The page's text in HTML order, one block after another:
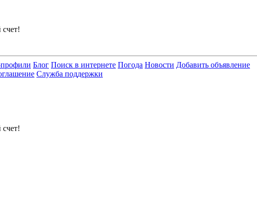
Блог Поиск в интернете Погода Новости Добавить объявление
Служба поддержки